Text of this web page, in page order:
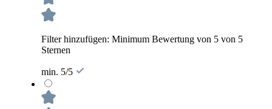
Filter hinzufügen: Minimum Bewertung von 5 von 5
Sternen
min. 5/5